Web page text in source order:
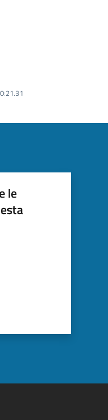
le